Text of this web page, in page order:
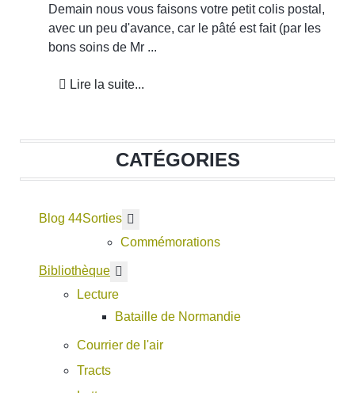
Demain nous vous faisons votre petit colis postal,
avec un peu d'avance, car le pâté est fait (par les
bons soins de Mr ...
Lire la suite...
CATÉGORIES
Blog 44Sorties
Commémorations
Bibliothèque
Lecture
Bataille de Normandie
Courrier de l'air
Tracts